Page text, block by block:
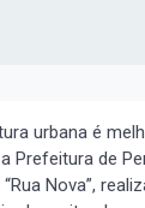
urbana é
Prefeitura de
Nova”,